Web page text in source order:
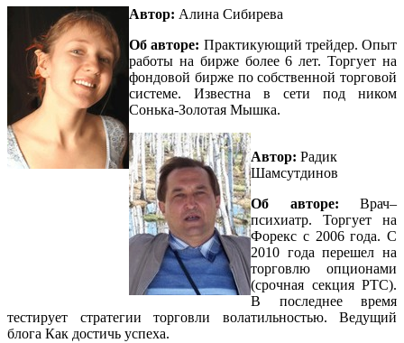
Автор: Алина Сибирева
Об авторе: Практикующий трейдер. Опыт
работы на бирже более 6 лет. Торгует на
фондовой бирже по собственной торговой
системе. Известна в сети под ником
Сонька-Золотая Мышка.
Автор: Радик
Шамсутдинов
Об авторе: Врач–
психиатр. Торгует на
Форекс с 2006 года. С
2010 года перешел на
торговлю опционами
(срочная секция РТС).
В последнее время
тестирует стратегии торговли волатильностью. Ведущий
блога Как достичь успеха.